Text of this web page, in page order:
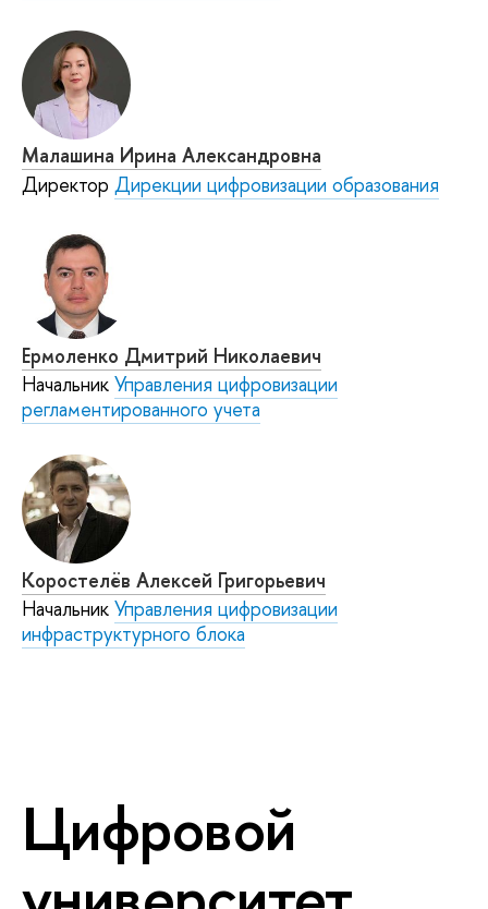
Малашина Ирина Александровна
Директор Дирекции цифровизации образования
Ермоленко Дмитрий Николаевич
Начальник Управления цифровизации
регламентированного учета
Коростелёв Алексей Григорьевич
Начальник Управления цифровизации
инфраструктурного блока
Цифровой